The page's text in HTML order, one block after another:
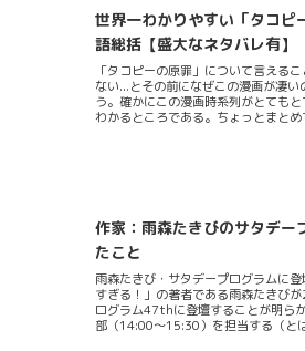
てもかなりホットで現在進行形の話
た、”散りばめられている”といって
るのではなくして、それらが一体化し
書ききっている。だから、読んでいて
ので、個性的な語り口から述べられ
りまとまっている。弧徹が提示する
が間違いなく本書の提示する『宗教
世界一わかりやすい「タコピ
語総括【盛大なネタバレ有】
「タコピーの原罪」について言える
ない...とその前になぜこの漫画が凄
う。確かにこの漫画時系列がとても
わかるところである。ちょっとまと
人タコピーは、空腹で動けなくなっ
ずかに救われる。タコピーはお礼に
は姿を消し、翌日しずかはタコピー
ン」を使って首を吊ってしまう。し
ーは、ハッピー道具「ハッピーカメラ
一緒に登校する。しずかはクラスメ
受けていた。タコピーはハッピーカ
作家：雨森たきびのサタデー
たこと
雨森たきび・サタデープログラムに
すぎる！」の著者である雨森たきび
ログラム47thに登壇することが明ら
部（14:00〜15:30）を担当する（と